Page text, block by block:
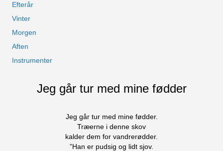
Efterår
Vinter
Morgen
Aften
Instrumenter
Jeg går tur med mine fødder
Jeg går tur med mine fødder.
Træerne i denne skov
kalder dem for vandrerødder.
”Han er pudsig og lidt sjov.